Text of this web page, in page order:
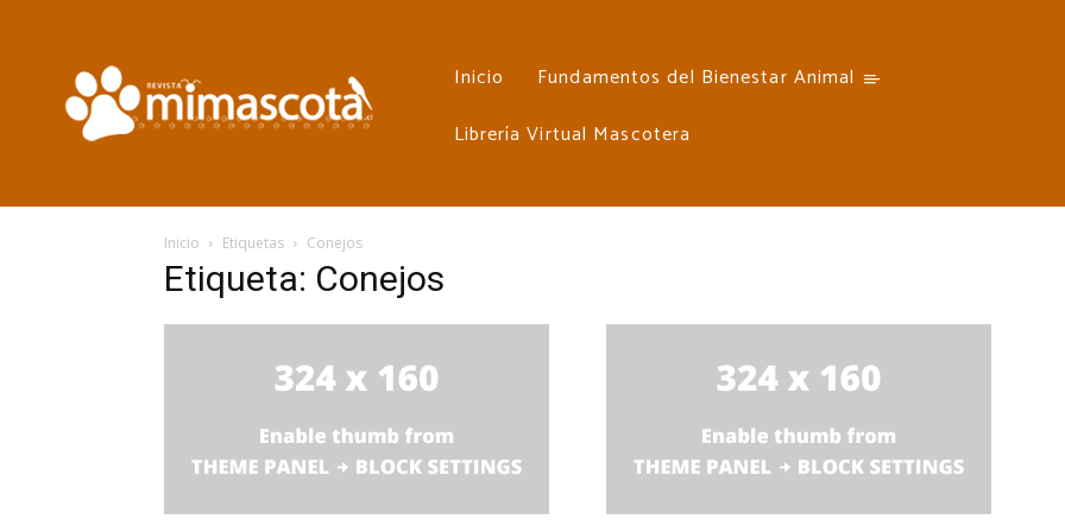
Inicio
Fundamentos del Bienestar Animal
Librería Virtual Mascotera
Inicio Etiquetas Conejos
Etiqueta: Conejos